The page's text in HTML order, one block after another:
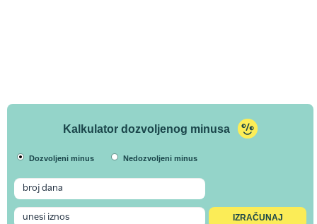
Kalkulator dozvoljenog minusa
Dozvoljeni minus Nedozvoljeni minus